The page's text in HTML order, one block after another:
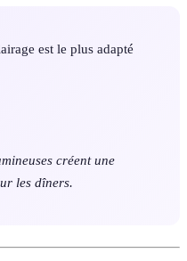
est le plus adapté
créent une
les dîners.